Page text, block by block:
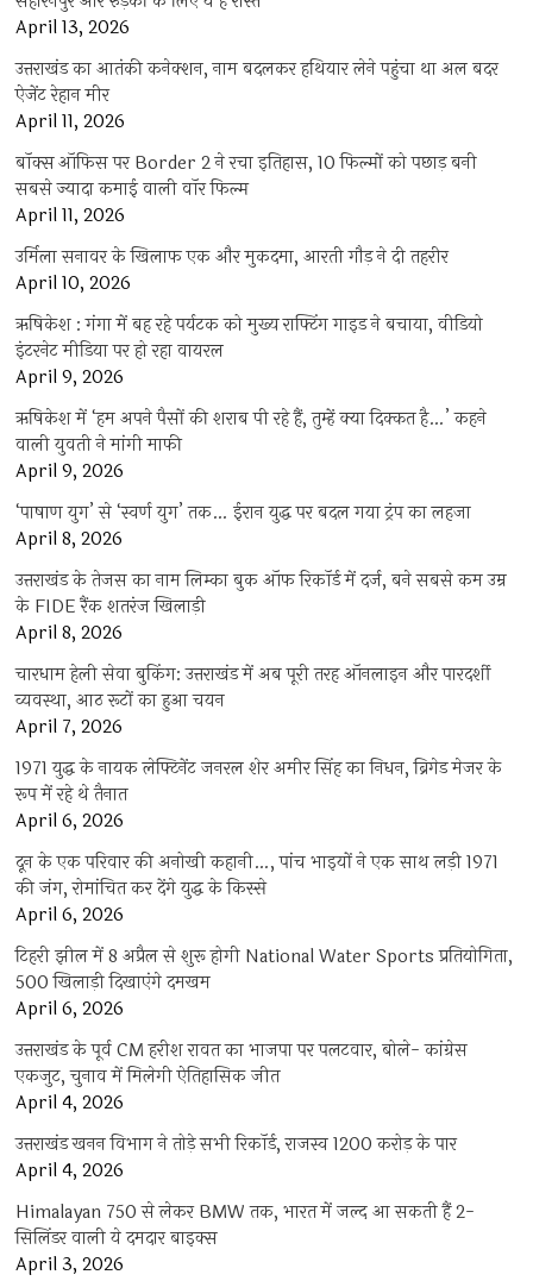
April 13, 2026
उत्तराखंड का आतंकी कनेक्शन, नाम बदलकर हथियार लेने पहुंचा था अल बदर
ऐजेंट रेहान मीर
April 11, 2026
बॉक्स ऑफिस पर Border 2 ने रचा इतिहास, 10 फिल्मों को पछाड़ बनी
सबसे ज्यादा कमाई वाली वॉर फिल्म
April 11, 2026
उर्मिला सनावर के खिलाफ एक और मुकदमा, आरती गौड़ ने दी तहरीर
April 10, 2026
ऋषिकेश : गंगा में बह रहे पर्यटक को मुख्य राफ्टिंग गाइड ने बचाया, वीडियो
इंटरनेट मीडिया पर हो रहा वायरल
April 9, 2026
ऋषिकेश में ‘हम अपने पैसों की शराब पी रहे हैं, तुम्हें क्या दिक्कत है…’ कहने
वाली युवती ने मांगी माफी
April 9, 2026
‘पाषाण युग’ से ‘स्वर्ण युग’ तक… ईरान युद्ध पर बदल गया ट्रंप का लहजा
April 8, 2026
उत्तराखंड के तेजस का नाम लिम्का बुक ऑफ रिकॉर्ड में दर्ज, बने सबसे कम उम्र
के FIDE रैंक शतरंज खिलाड़ी
April 8, 2026
चारधाम हेली सेवा बुकिंग: उत्तराखंड में अब पूरी तरह ऑनलाइन और पारदर्शी
व्यवस्था, आठ रूटों का हुआ चयन
April 7, 2026
1971 युद्ध के नायक लेफ्टिनेंट जनरल शेर अमीर सिंह का निधन, ब्रिगेड मेजर के
रूप में रहे थे तैनात
April 6, 2026
दून के एक परिवार की अनोखी कहानी…, पांच भाइयों ने एक साथ लड़ी 1971
की जंग, रोमांचित कर देंगे युद्ध के किस्से
April 6, 2026
टिहरी झील में 8 अप्रैल से शुरू होगी National Water Sports प्रतियोगिता,
500 खिलाड़ी दिखाएंगे दमखम
April 6, 2026
उत्तराखंड के पूर्व CM हरीश रावत का भाजपा पर पलटवार, बोले- कांग्रेस
एकजुट, चुनाव में मिलेगी ऐतिहासिक जीत
April 4, 2026
उत्तराखंड खनन विभाग ने तोड़े सभी रिकॉर्ड, राजस्व 1200 करोड़ के पार
April 4, 2026
Himalayan 750 से लेकर BMW तक, भारत में जल्द आ सकती हैं 2-
सिलिंडर वाली ये दमदार बाइक्स
April 3, 2026